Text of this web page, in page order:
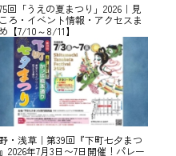
回「うえの夏まつり」2026｜見
ろ・イベント情報・アクセスま
【7/10～8/11】
・浅草｜第39回『下町七夕まつ
2026年7月3日〜7日開催！パレー